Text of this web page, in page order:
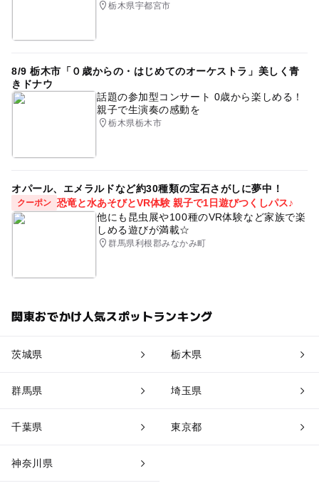
栃木県宇都宮市
8/9 栃木市「０歳からの・はじめてのオーケストラ」美しく青
きドナウ
話題の参加型コンサート 0歳から楽しめる！
親子で生演奏の感動を
栃木県栃木市
オパール、エメラルドなど約30種類の宝石さがしに夢中！
クーポン 恐竜と水あそびとVR体験 親子で1日遊びつくしパス♪
他にも昆虫展や100種のVR体験など家族で楽
しめる遊びが満載☆
群馬県利根郡みなかみ町
関東おでかけ人気スポットランキング
茨城県 栃木県
群馬県 埼玉県
千葉県 東京都
神奈川県